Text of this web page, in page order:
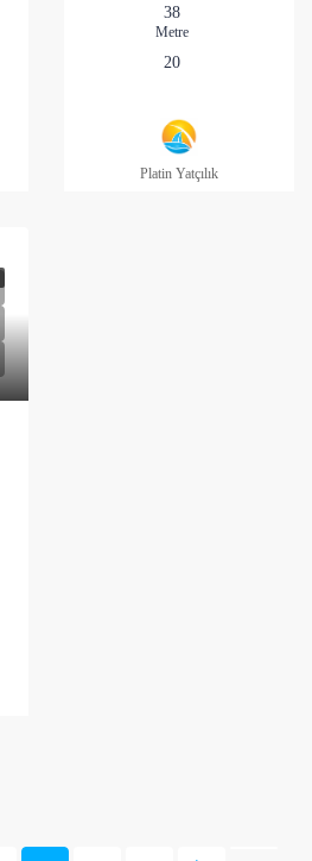
38
Metre
20
Platin Yatçılık